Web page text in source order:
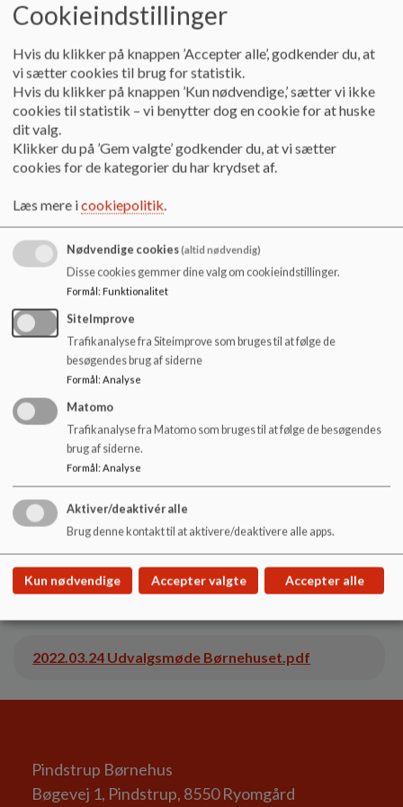
2025.08.26 Fællesbestyrelsesmøde.pdf
2024.09.25 Fællesbestyrelsesmøde.pdf
2024.05.28 Fællesbestyrelsesmøde.pdf
2024.05.28 Børnehusudvalgsmøde.pdf
2023.11.28 Fællesbestyrelsesmøde.pdf
2023.11.28 Børnehusudvalgsmøde.pdf
2023.05.30 Fællesbestyrelsen.pdf
2023.05.30 Børnehusudvalgsmøde.pdf
2022.11.29 Bestyrelsesmøde børnehuset.pdf
2022.03.24 Udvalgsmøde Børnehuset.pdf
Pindstrup Børnehus
Bøgevej 1, Pindstrup, 8550 Ryomgård
Cookieindstillinger
Hvis du klikker på knappen ’Accepter alle’, godkender du, at
vi sætter cookies til brug for statistik.
Hvis du klikker på knappen ’Kun nødvendige,’ sætter vi ikke
cookies til statistik – vi benytter dog en cookie for at huske
dit valg.
Klikker du på ’Gem valgte’ godkender du, at vi sætter
cookies for de kategorier du har krydset af.
Læs mere icookiepolitik.
Nødvendige cookies(altid nødvendig)
Disse cookies gemmer dine valg om cookieindstillinger.
Formål: Funktionalitet
SiteImprove
Trafikanalyse fra Siteimprove som bruges til at følge de
besøgendes brug af siderne
Formål: Analyse
Matomo
Trafikanalyse fra Matomo som bruges til at følge de besøgendes
brug af siderne.
Formål: Analyse
Aktiver/deaktivér alle
Brug denne kontakt til at aktivere/deaktivere alle apps.
Kun nødvendige Accepter valgte Accepter alle